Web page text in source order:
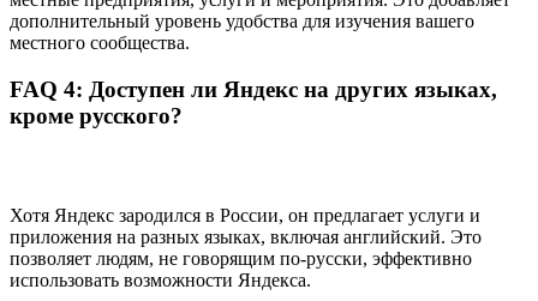
дополнительный уровень удобства для изучения вашего
местного сообщества.
FAQ 4: Доступен ли Яндекс на других языках,
кроме русского?
Хотя Яндекс зародился в России, он предлагает услуги и
приложения на разных языках, включая английский. Это
позволяет людям, не говорящим по-русски, эффективно
использовать возможности Яндекса.